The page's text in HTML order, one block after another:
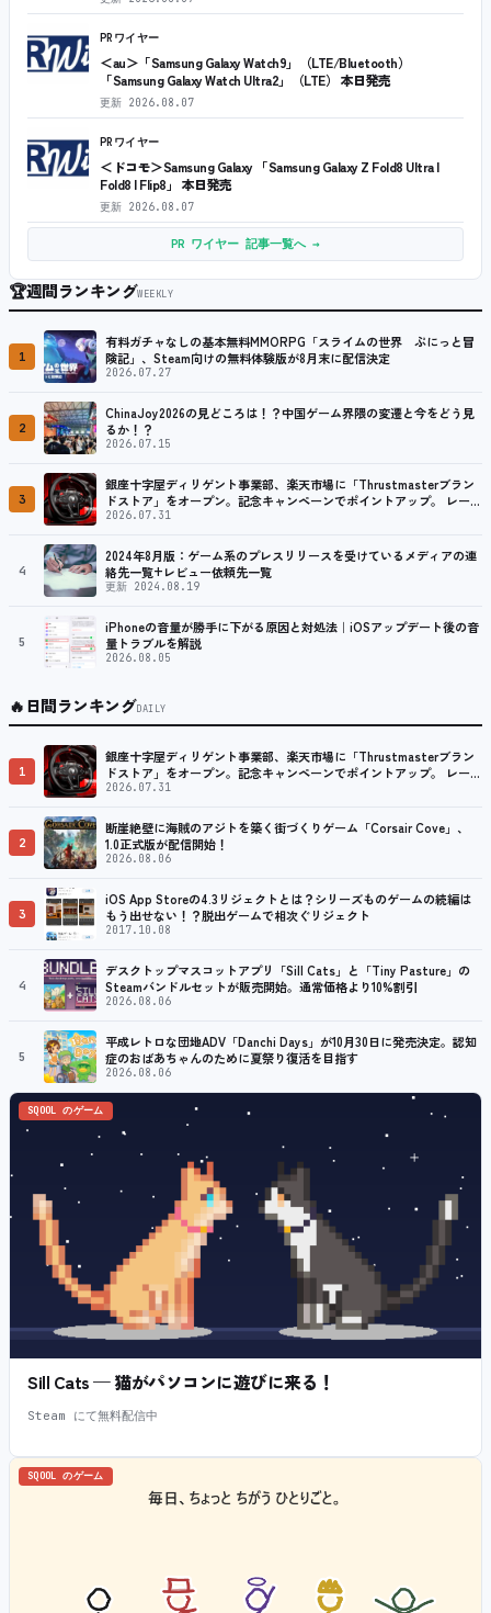
PRワイヤー
＜au＞「Samsung Galaxy Watch9」（LTE/Bluetooth）
「Samsung Galaxy Watch Ultra2」（LTE） 本日発売
更新 2026.08.07
PRワイヤー
＜ドコモ＞Samsung Galaxy 「Samsung Galaxy Z Fold8 Ultra |
Fold8 | Flip8」 本日発売
更新 2026.08.07
PR ワイヤー 記事一覧へ →
🏆週間ランキングWEEKLY
1
有料ガチャなしの基本無料MMORPG「スライムの世界 ぷにっと冒
険記」、Steam向けの無料体験版が8月末に配信決定
2026.07.27
2
ChinaJoy2026の見どころは！？中国ゲーム界隈の変遷と今をどう見
るか！？
2026.07.15
3
銀座十字屋ディリゲント事業部、楽天市場に「Thrustmasterブラン
ドストア」をオープン。記念キャンペーンでポイントアップ。 レーシ
ング／フライトシム向けコントローラーを中心に、幅広くラインナッ
2026.07.31
4
2024年8月版：ゲーム系のプレスリリースを受けているメディアの連
絡先一覧+レビュー依頼先一覧
更新 2024.08.19
5
iPhoneの音量が勝手に下がる原因と対処法｜iOSアップデート後の音
量トラブルを解説
2026.08.05
🔥日間ランキングDAILY
1
銀座十字屋ディリゲント事業部、楽天市場に「Thrustmasterブラン
ドストア」をオープン。記念キャンペーンでポイントアップ。 レーシ
ング／フライトシム向けコントローラーを中心に、幅広くラインナッ
2026.07.31
2
断崖絶壁に海賊のアジトを築く街づくりゲーム「Corsair Cove」、
1.0正式版が配信開始！
2026.08.06
3
iOS App Storeの4.3リジェクトとは？シリーズものゲームの続編は
もう出せない！？脱出ゲームで相次ぐリジェクト
2017.10.08
4
デスクトップマスコットアプリ「Sill Cats」と「Tiny Pasture」の
Steamバンドルセットが販売開始。通常価格より10%割引
2026.08.06
5
平成レトロな団地ADV「Danchi Days」が10月30日に発売決定。認知
症のおばあちゃんのために夏祭り復活を目指す
2026.08.06
SQOOL のゲーム
Sill Cats — 猫がパソコンに遊びに来る！
Steam にて無料配信中
SQOOL のゲーム